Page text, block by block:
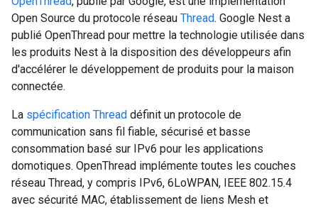
Open Source du protocole réseau Thread. Google Nest a
publié OpenThread pour mettre la technologie utilisée dans
les produits Nest à la disposition des développeurs afin
d'accélérer le développement de produits pour la maison
connectée.
La spécification Thread définit un protocole de
communication sans fil fiable, sécurisé et basse
consommation basé sur IPv6 pour les applications
domotiques. OpenThread implémente toutes les couches
réseau Thread, y compris IPv6, 6LoWPAN, IEEE 802.15.4
avec sécurité MAC, établissement de liens Mesh et